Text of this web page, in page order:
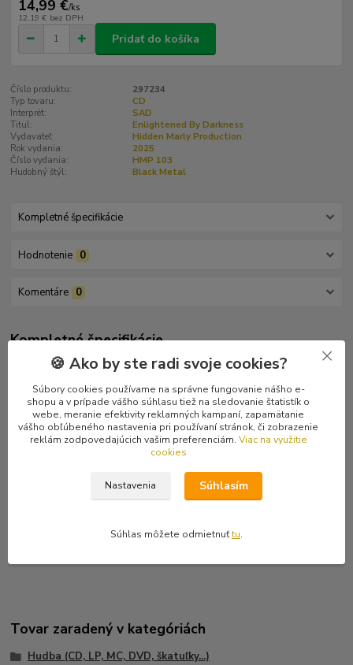
14,99 €/ks
12,19 € bez DPH
Pridať do košíka
Číslo produktu:
297234
Typ tovaru:
CD
Interprét:
SAD
Titul:
Enlightened By Darkness
Vydavateľ:
Hidden Marly Production
Rok vydania:
2025
Číslo vydania:
HMP 103
Hudobný štýl:
Black Metal
Kompletné špecifikácie
Hodnotenie 0
Komentáre 0
Kompletné špecifikácie
Black metal z gréckych Atén založený členmi Ungod and Nadir.
Tretí album v poradí. Posledný raritný japonský kus.
Tracklist:
1 Sweet Loss 7:27
4 Invocation Of The Inner Spirit 4:52
5 Destroy Them 3:27
7 Let Snow Cover The Earth 7:29
Tovar zaradený v kategóriách
Hudba (CD, LP, MC, DVD, škatuľky...)
🍪 Ako by ste radi svoje cookies?
Súbory cookies používame na správne fungovanie nášho e-
shopu a v prípade vášho súhlasu tiež na sledovanie štatistík o
webe, meranie efektivity reklamných kampaní, zapamätanie
vášho obľúbeného nastavenia pri používaní stránok, či zobrazenie
reklám zodpovedajúcich vašim preferenciám. Viac na využitie
cookies
Nastavenia Súhlasím
Súhlas môžete odmietnuťtu.